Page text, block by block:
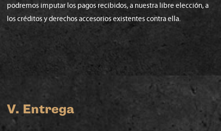
podremos imputar los pagos recibidos, a nuestra libre elección, a
los créditos y derechos accesorios existentes contra ella.
V. Entrega